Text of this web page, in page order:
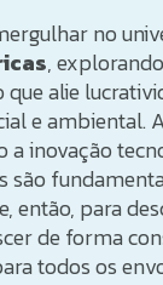
no
,
alie
e ambiental.
a inovação
são
então, para
de forma
todos os